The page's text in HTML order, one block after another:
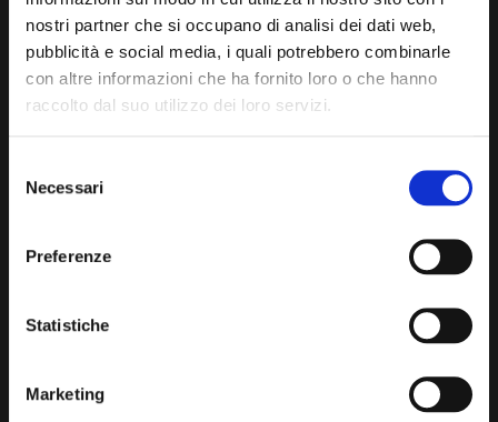
nostri partner che si occupano di analisi dei dati web,
pubblicità e social media, i quali potrebbero combinarle
con altre informazioni che ha fornito loro o che hanno
raccolto dal suo utilizzo dei loro servizi.
delNecessari
Preferenze
Statistiche
Marketing
GREEN TEA INFUSION LEMON TEA INFUSION
GINSENG ESPRESSO